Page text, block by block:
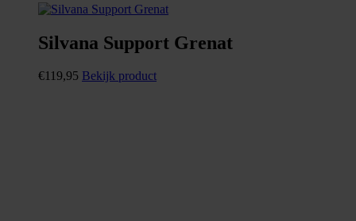
Silvana Support Grenat
€119,95 Bekijk product